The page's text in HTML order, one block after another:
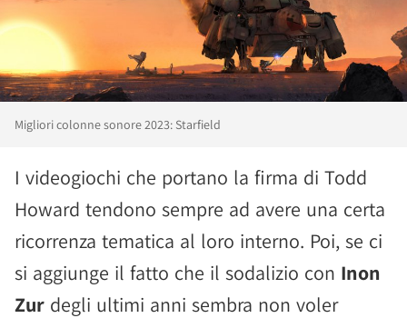
Migliori colonne sonore 2023: Starfield
I videogiochi che portano la firma di Todd
Howard tendono sempre ad avere una certa
ricorrenza tematica al loro interno. Poi, se ci
si aggiunge il fatto che il sodalizio con Inon
Zur degli ultimi anni sembra non voler